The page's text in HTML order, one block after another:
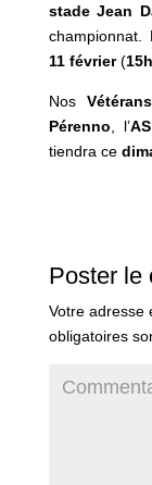
stade Jean
11 février(15h
NosVétérans
Pérenno , l’AS
tiendra ce
Poster le
Votre adresse
obligatoires